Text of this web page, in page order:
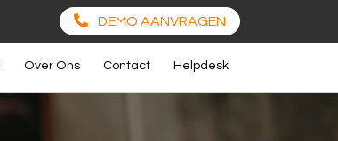
DEMO AANVRAGEN
Over Ons Contact Helpdesk